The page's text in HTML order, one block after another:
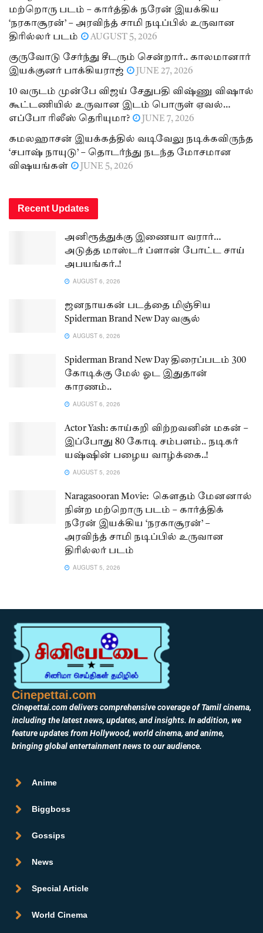
மற்றொரு படம் – கார்த்திக் நரேன் இயக்கிய
‘நரகாசூரன்’ – அரவிந்த் சாமி நடிப்பில் உருவான
திரில்லர் படம்
AUGUST 5, 2026
குருவோடு சேர்ந்து சீடரும் சென்றார்.. காலமானார்
இயக்குனர் பாக்கியராஜ்
JUNE 27, 2026
10 வருடம் முன்பே விஜய் சேதுபதி விஷ்ணு விஷால்
கூட்டணியில் உருவான இடம் பொருள் ஏவல்…
எப்போ ரிலீஸ் தெரியுமா?
JUNE 7, 2026
கமலஹாசன் இயக்கத்தில் வடிவேலு நடிக்கவிருந்த
‘சபாஷ் நாயுடு’ – தொடர்ந்து நடந்த மோசமான
விஷயங்கள்
JUNE 5, 2026
Recent Updates
அனிரூத்துக்கு இணையா வரார்…
அடுத்த மாஸ்டர் ப்ளான் போட்ட சாய்
அபயங்கர்..!
AUGUST 6, 2026
ஜனநாயகன் படத்தை மிஞ்சிய
Spiderman Brand New Day வசூல்
AUGUST 6, 2026
Spiderman Brand New Day திரைப்படம் 300
கோடிக்கு மேல் ஓட இதுதான்
காரணம்..
AUGUST 6, 2026
Actor Yash: காய்கறி விற்றவனின் மகன் –
இப்போது 80 கோடி சம்பளம்.. நடிகர்
யஷ்ஷின் பழைய வாழ்க்கை..!
AUGUST 5, 2026
Naragasooran Movie: கௌதம் மேனனால்
நின்ற மற்றொரு படம் – கார்த்திக்
நரேன் இயக்கிய ‘நரகாசூரன்’ –
அரவிந்த் சாமி நடிப்பில் உருவான
திரில்லர் படம்
AUGUST 5, 2026
Cinepettai.com
Cinepettai.com delivers comprehensive coverage of Tamil cinema,
including the latest news, updates, and insights. In addition, we
feature updates from Hollywood, world cinema, and anime,
bringing global entertainment news to our audience.
Anime
Biggboss
Gossips
News
Special Article
World Cinema